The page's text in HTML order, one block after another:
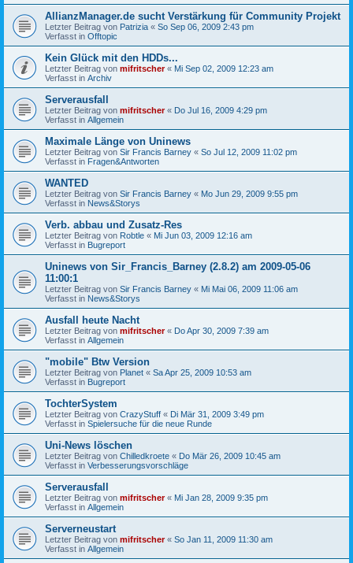
AllianzManager.de sucht Verstärkung für Community Projekt
Letzter Beitrag von Patrizia « So Sep 06, 2009 2:43 pm
Verfasst in Offtopic
Kein Glück mit den HDDs...
Letzter Beitrag von mifritscher« Mi Sep 02, 2009 12:23 am
Verfasst in Archiv
Serverausfall
Letzter Beitrag von mifritscher« Do Jul 16, 2009 4:29 pm
Verfasst in Allgemein
Maximale Länge von Uninews
Letzter Beitrag von Sir Francis Barney « So Jul 12, 2009 11:02 pm
Verfasst in Fragen&Antworten
WANTED
Letzter Beitrag von Sir Francis Barney « Mo Jun 29, 2009 9:55 pm
Verfasst in News&Storys
Verb. abbau und Zusatz-Res
Letzter Beitrag von Robtle « Mi Jun 03, 2009 12:16 am
Verfasst in Bugreport
Uninews von Sir_Francis_Barney (2.8.2) am 2009-05-06
11:00:1
Letzter Beitrag von Sir Francis Barney « Mi Mai 06, 2009 11:06 am
Verfasst in News&Storys
Ausfall heute Nacht
Letzter Beitrag von mifritscher« Do Apr 30, 2009 7:39 am
Verfasst in Allgemein
"mobile" Btw Version
Letzter Beitrag von Planet « Sa Apr 25, 2009 10:53 am
Verfasst in Bugreport
TochterSystem
Letzter Beitrag von CrazyStuff « Di Mär 31, 2009 3:49 pm
Verfasst in Spielersuche für die neue Runde
Uni-News löschen
Letzter Beitrag von Chilledkroete « Do Mär 26, 2009 10:45 am
Verfasst in Verbesserungsvorschläge
Serverausfall
Letzter Beitrag von mifritscher« Mi Jan 28, 2009 9:35 pm
Verfasst in Allgemein
Serverneustart
Letzter Beitrag von mifritscher« So Jan 11, 2009 11:30 am
Verfasst in Allgemein